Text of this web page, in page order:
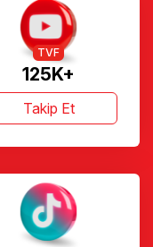
125K+
TVF
Takip Et